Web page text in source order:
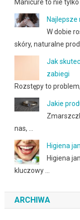
Manicure to nie tylko
Najlepsze
W dobie
skóry, naturalne
Jak
zabiegi
Rozstępy to
Jakie
nas, …
Higiena
Higiena
kluczowy …
ARCHIWA